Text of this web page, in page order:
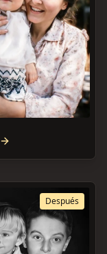
Después